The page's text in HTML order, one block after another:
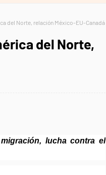
del Norte, relación México-EU-Canadá
del Norte,
lucha contra el